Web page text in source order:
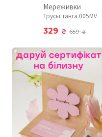
Мереживки
Трусы танга 005MV
329 ₴ 659₴